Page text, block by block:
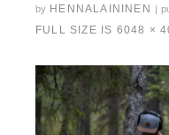
by HENNALAININEN |
FULL SIZE IS 6048 ×